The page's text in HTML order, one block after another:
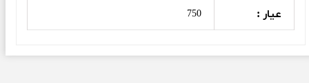
عیار : 750